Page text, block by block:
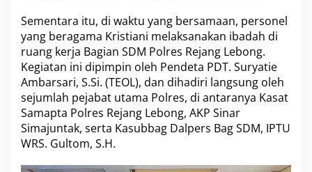
Sementara itu, di waktu yang bersamaan, personel
yang beragama Kristiani melaksanakan ibadah di
ruang kerja Bagian SDM Polres Rejang Lebong.
Kegiatan ini dipimpin oleh Pendeta PDT. Suryatie
Ambarsari, S.Si. (TEOL), dan dihadiri langsung oleh
sejumlah pejabat utama Polres, di antaranya Kasat
Samapta Polres Rejang Lebong, AKP Sinar
Simajuntak, serta Kasubbag Dalpers Bag SDM, IPTU
WRS. Gultom, S.H.